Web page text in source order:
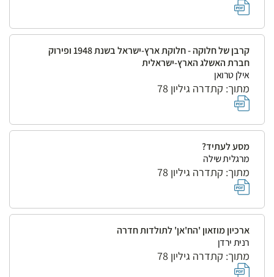
קרבן של חלוקה - חלוקת ארץ-ישראל בשנת 1948 ופירוק
חברת האשלג הארץ-ישראלית
אילן טרואן
מתוך: קתדרה גיליון 78
מסע לעתיד?
מרגלית שילה
מתוך: קתדרה גיליון 78
ארכיון מוזאון 'הח'אן' לתולדות חדרה
רנית ירדן
מתוך: קתדרה גיליון 78